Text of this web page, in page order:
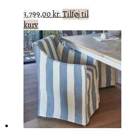
3.799,00kr. Tilføj til
kurv